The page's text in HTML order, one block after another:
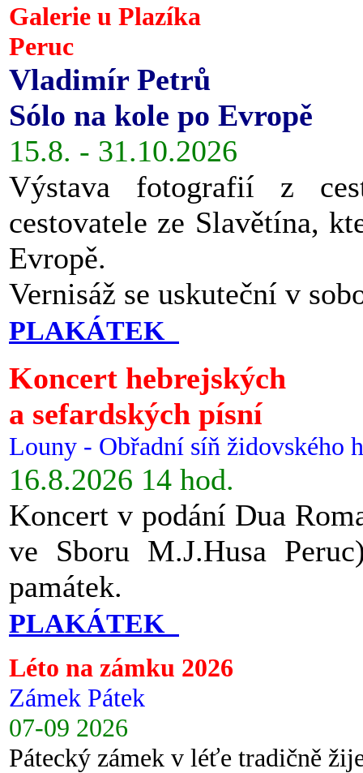
Galerie u Plazíka
Peruc
Vladimír Petrů
Sólo na kole po Evropě
15.8. - 31.10.2026
Výstava fotografií z
cestovatele ze Slavětína,
Evropě.
Vernisáž se uskuteční v
PLAKÁTEK
Koncert hebrejských
a sefardských písní
Louny - Obřadní síň židovského
16.8.2026 14 hod.
Koncert v podání Dua
ve Sboru M.J.Husa
památek.
PLAKÁTEK
Léto na zámku 2026
Zámek Pátek
07-09 2026
Pátecký zámek v léťe tradičně